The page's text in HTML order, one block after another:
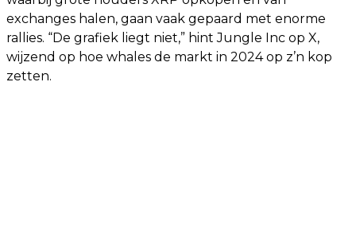
exchanges halen, gaan vaak gepaard met enorme
rallies. “De grafiek liegt niet,” hint Jungle Inc op X,
wijzend op hoe whales de markt in 2024 op z’n kop
zetten.